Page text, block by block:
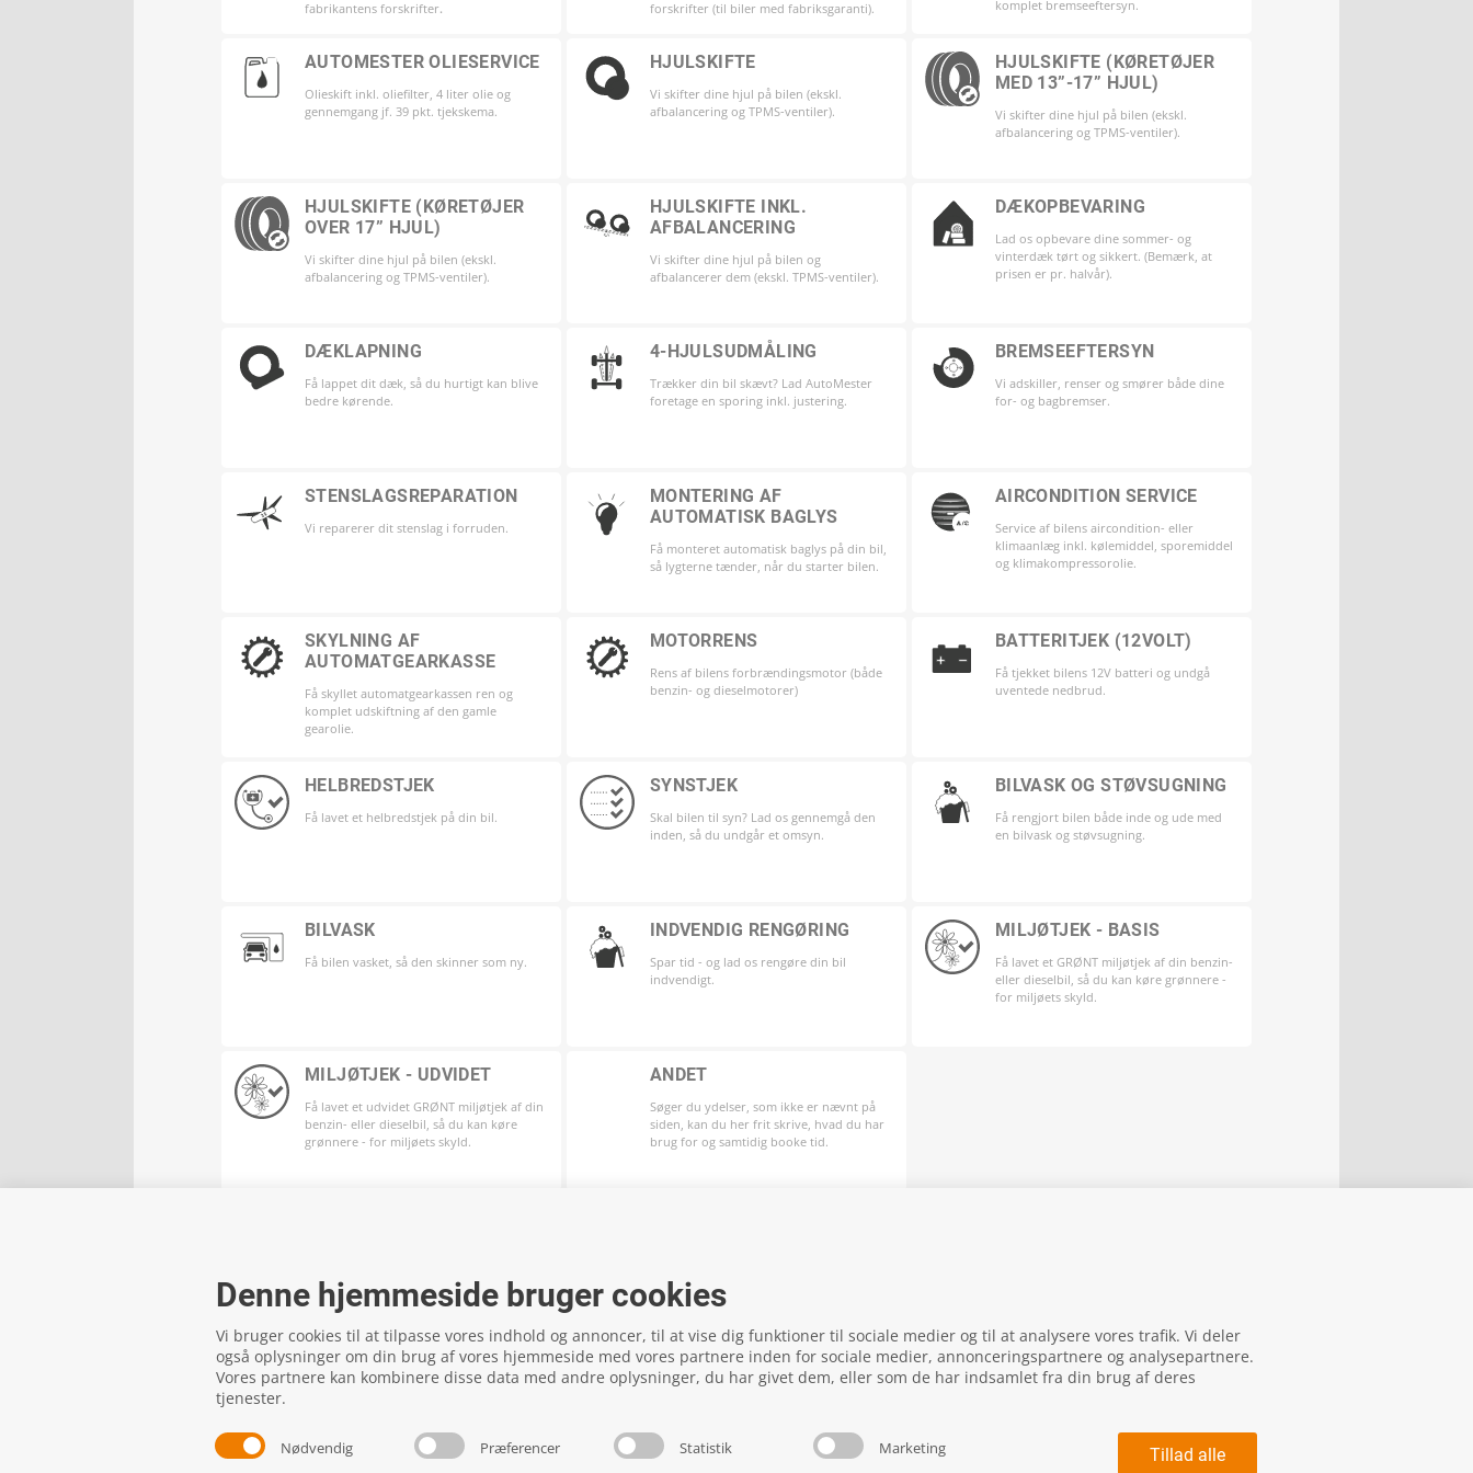
Denne hjemmeside bruger cookies
Vi bruger cookies til at tilpasse vores indhold og annoncer, til at vise dig funktioner til sociale medier og til at analysere vores trafik. Vi deler
også oplysninger om din brug af vores hjemmeside med vores partnere inden for sociale medier, annonceringspartnere og analysepartnere.
Vores partnere kan kombinere disse data med andre oplysninger, du har givet dem, eller som de har indsamlet fra din brug af deres
tjenester.
Nødvendig Præferencer Statistik Marketing Tillad alle
fabrikantens forskrifter.
forskrifter (til biler med fabriksgaranti).
komplet bremseeftersyn.
AUTOMESTER OLIESERVICE
Olieskift inkl. oliefilter, 4 liter olie og
gennemgang jf. 39 pkt. tjekskema.
HJULSKIFTE
Vi skifter dine hjul på bilen (ekskl.
afbalancering og TPMS-ventiler).
HJULSKIFTE (KØRETØJER
MED 13”-17” HJUL)
Vi skifter dine hjul på bilen (ekskl.
afbalancering og TPMS-ventiler).
HJULSKIFTE (KØRETØJER
OVER 17” HJUL)
Vi skifter dine hjul på bilen (ekskl.
afbalancering og TPMS-ventiler).
HJULSKIFTE INKL.
AFBALANCERING
Vi skifter dine hjul på bilen og
afbalancerer dem (ekskl. TPMS-ventiler).
DÆKOPBEVARING
Lad os opbevare dine sommer- og
vinterdæk tørt og sikkert. (Bemærk, at
prisen er pr. halvår).
DÆKLAPNING
Få lappet dit dæk, så du hurtigt kan blive
bedre kørende.
4-HJULSUDMÅLING
Trækker din bil skævt? Lad AutoMester
foretage en sporing inkl. justering.
BREMSEEFTERSYN
Vi adskiller, renser og smører både dine
for- og bagbremser.
STENSLAGSREPARATION
Vi reparerer dit stenslag i forruden.
MONTERING AF
AUTOMATISK BAGLYS
Få monteret automatisk baglys på din bil,
så lygterne tænder, når du starter bilen.
A/C
AIRCONDITION SERVICE
Service af bilens aircondition- eller
klimaanlæg inkl. kølemiddel, sporemiddel
og klimakompressorolie.
SKYLNING AF
AUTOMATGEARKASSE
Få skyllet automatgearkassen ren og
komplet udskiftning af den gamle
gearolie.
MOTORRENS
Rens af bilens forbrændingsmotor (både
benzin- og dieselmotorer)
BATTERITJEK (12VOLT)
Få tjekket bilens 12V batteri og undgå
uventede nedbrud.
HELBREDSTJEK
Få lavet et helbredstjek på din bil.
SYNSTJEK
Skal bilen til syn? Lad os gennemgå den
inden, så du undgår et omsyn.
BILVASK OG STØVSUGNING
Få rengjort bilen både inde og ude med
en bilvask og støvsugning.
BILVASK
Få bilen vasket, så den skinner som ny.
INDVENDIG RENGØRING
Spar tid - og lad os rengøre din bil
indvendigt.
MILJØTJEK - BASIS
Få lavet et GRØNT miljøtjek af din benzin-
eller dieselbil, så du kan køre grønnere -
for miljøets skyld.
MILJØTJEK - UDVIDET
Få lavet et udvidet GRØNT miljøtjek af din
benzin- eller dieselbil, så du kan køre
grønnere - for miljøets skyld.
ANDET
Søger du ydelser, som ikke er nævnt på
siden, kan du her frit skrive, hvad du har
brug for og samtidig booke tid.
local_phoneKontakt os her